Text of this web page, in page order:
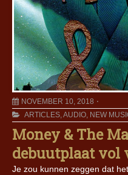
NOVEMBER 10, 2018
ARTICLES,AUDIO, NEW
Money & The
debuutplaat vol
Je zou kunnen zeggen dat